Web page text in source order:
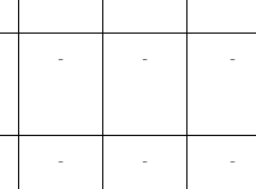
- - -
- - -